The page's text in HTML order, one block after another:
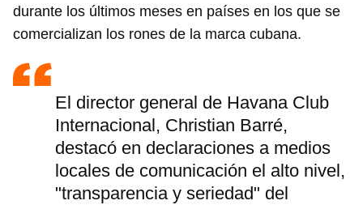
durante los últimos meses en países en los que se
comercializan los rones de la marca cubana.
El director general de Havana Club
Internacional, Christian Barré,
destacó en declaraciones a medios
locales de comunicación el alto nivel,
"transparencia y seriedad" del